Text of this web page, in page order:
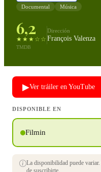
Documental Música
6,2
★★★☆☆
TMDB
Dirección
François Valenza
▶Ver tráiler en YouTube
DISPONIBLE EN
Filmin
La disponibilidad puede
de suscribirte.